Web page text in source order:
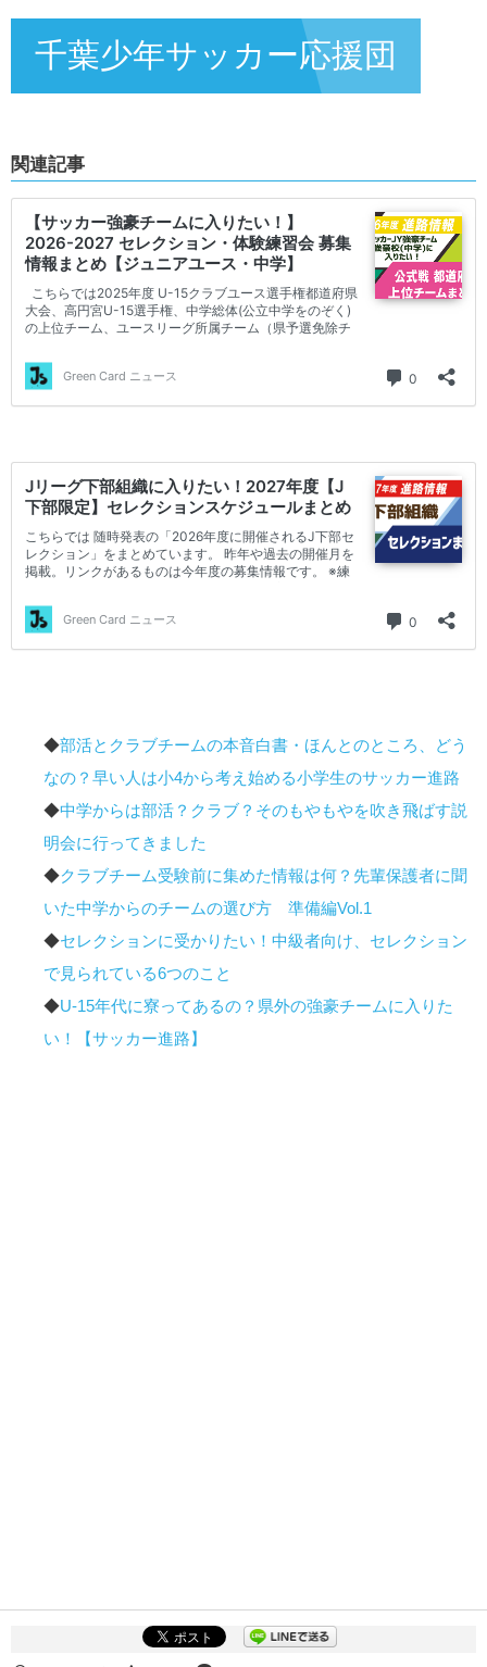
千葉少年サッカー応援団
関連記事
◆部活とクラブチームの本音白書・ほんとのところ、どう
なの？早い人は小4から考え始める小学生のサッカー進路
◆中学からは部活？クラブ？そのもやもやを吹き飛ばす説
明会に行ってきました
◆クラブチーム受験前に集めた情報は何？先輩保護者に聞
いた中学からのチームの選び方 準備編Vol.1
◆セレクションに受かりたい！中級者向け、セレクション
で見られている6つのこと
◆U-15年代に寮ってあるの？県外の強豪チームに入りた
い！【サッカー進路】